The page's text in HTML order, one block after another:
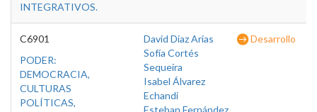
INTEGRATIVOS.
C6901
PODER:
DEMOCRACIA,
CULTURAS
POLÍTICAS,
David Diaz Arias
Sofía Cortés
Sequeira
Isabel Álvarez
Echandi
Esteban Fernández
Desarrollo